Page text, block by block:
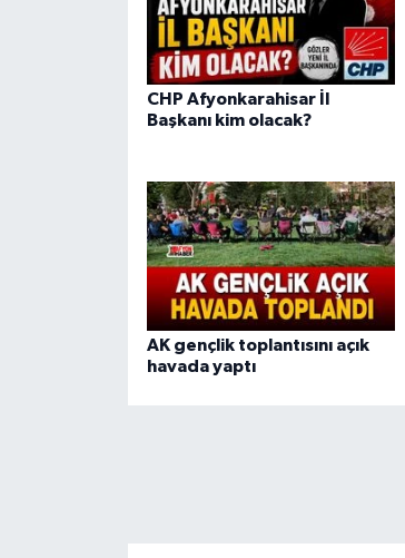
CHP Afyonkarahisar İl
Başkanı kim olacak?
AK gençlik toplantısını açık
havada yaptı